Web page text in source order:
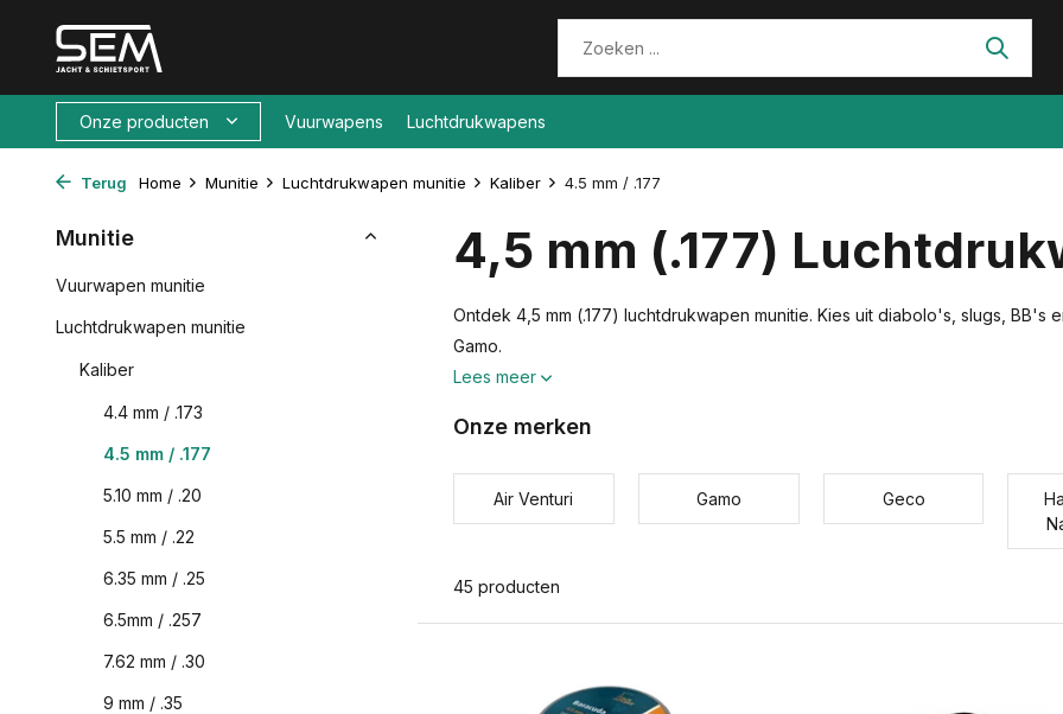
Onze producten Vuurwapens Luchtdrukwapens
Terug Home Munitie Luchtdrukwapen munitie Kaliber 4.5 mm / .177
Munitie
Vuurwapen munitie
Luchtdrukwapen munitie
Kaliber
4.4 mm / .173
4.5 mm / .177
5.10 mm / .20
5.5 mm / .22
6.35 mm / .25
6.5mm / .257
7.62 mm / .30
9 mm / .35
4,5 mm (.177)
Ontdek 4,5 mm (.177) luchtdrukwapen munitie. Kies uit diabolo's, slugs, BB's
Gamo.
Lees meer
Onze merken
Air Venturi Gamo Geco
45 producten